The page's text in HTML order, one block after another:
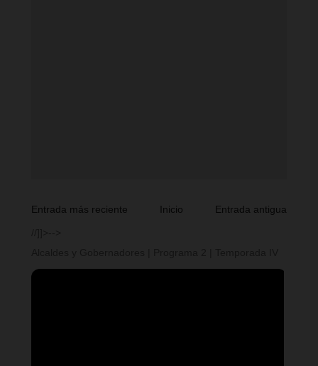
Entrada más reciente Entrada antigua
Inicio